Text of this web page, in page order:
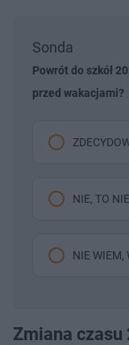
Sonda
Powrót do szkół
przed wakacjami?
NIE, TO
NIE WIEM,
Zmiana